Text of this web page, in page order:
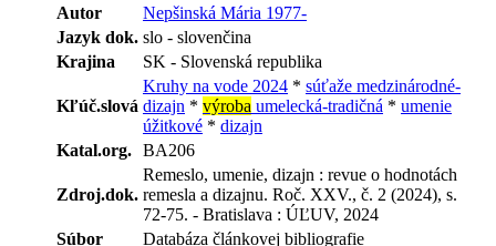
Autor
Nepšinská Mária 1977-
Jazyk dok. slo - slovenčina
Krajina
SK - Slovenská republika
Kľúč.slová
Kruhy na vode 2024 * súťaže medzinárodné-
dizajn * výroba umelecká-tradičná * umenie
úžitkové * dizajn
Katal.org. BA206
Zdroj.dok.
Remeslo, umenie, dizajn : revue o hodnotách
remesla a dizajnu. Roč. XXV., č. 2 (2024), s.
72-75. - Bratislava : ÚĽUV, 2024
Súbor
Databáza článkovej bibliografie